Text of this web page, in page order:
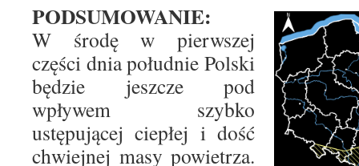
PODSUMOWANIE:
W środę w pierwszej
części dnia południe Polski
będzie jeszcze pod
wpływem szybko
ustępującej ciepłej i dość
chwiejnej masy powietrza.